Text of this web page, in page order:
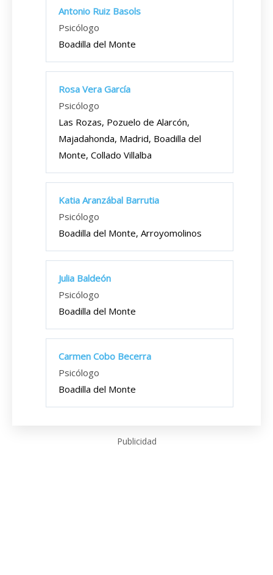
Antonio Ruiz Basols
Psicólogo
Boadilla del Monte
Rosa Vera García
Psicólogo
Las Rozas, Pozuelo de Alarcón,
Majadahonda, Madrid, Boadilla del
Monte, Collado Villalba
Katia Aranzábal Barrutia
Psicólogo
Boadilla del Monte, Arroyomolinos
Julia Baldeón
Psicólogo
Boadilla del Monte
Carmen Cobo Becerra
Psicólogo
Boadilla del Monte
Publicidad